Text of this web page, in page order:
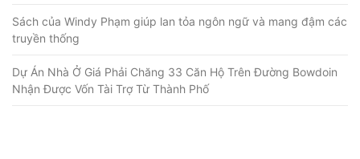
Sách của Windy Phạm giúp lan tỏa ngôn ngữ và mang đậm các
truyền thống
Dự Án Nhà Ở Giá Phải Chăng 33 Căn Hộ Trên Đường Bowdoin
Nhận Được Vốn Tài Trợ Từ Thành Phố